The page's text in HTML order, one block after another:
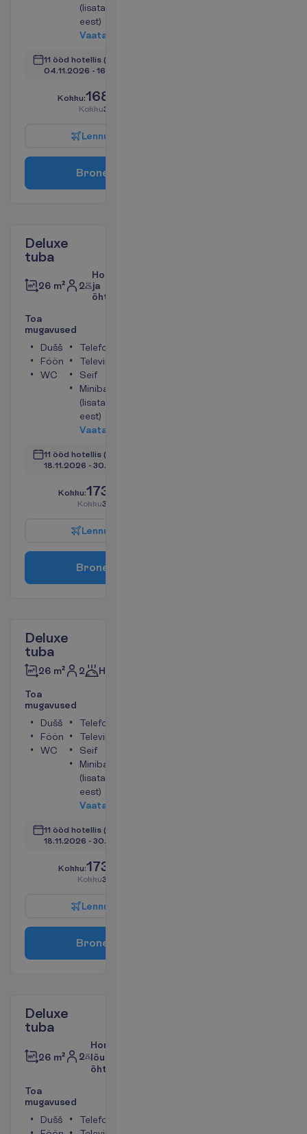
(lisatasu
eest)
Vaata
11 ööd hotellis (12 ööd kokku)
04.11.2026 - 16.11.2026
Kokku:1685.00
Kokku3370.00
Lennu
Brone
Deluxe
tuba
26 m² 2
Hommiku-
ja
õhtusöök
Toa
mugavused
Dušš
Föön
WC
Telefon
Televiisor
Seif
Minibaar
(lisatasu
eest)
Vaata
11 ööd hotellis (12 ööd kokku)
18.11.2026 - 30.11.2026
Kokku:1735.00
Kokku3470.00
Lennu
Brone
Deluxe
tuba
26 m² 2 Hommikusöök
Toa
mugavused
Dušš
Föön
WC
Telefon
Televiisor
Seif
Minibaar
(lisatasu
eest)
Vaata
11 ööd hotellis (12 ööd kokku)
18.11.2026 - 30.11.2026
Kokku:1735.00
Kokku3470.00
Lennu
Brone
Deluxe
tuba
26 m² 2
Hommiku-,
lõuna ja
õhtusöök
Toa
mugavused
Dušš
Telefon